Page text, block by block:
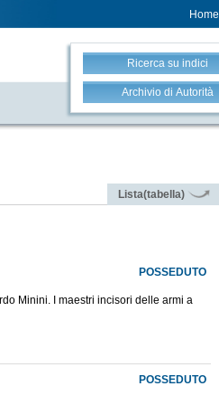
Home
Ricerca su indici
Archivio di Autorità
Lista(tabella)
POSSEDUTO
Minini. I maestri incisori delle armi a
POSSEDUTO